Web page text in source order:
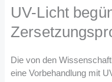
UV-Licht
Die von den
eine Vorbehandlung mit